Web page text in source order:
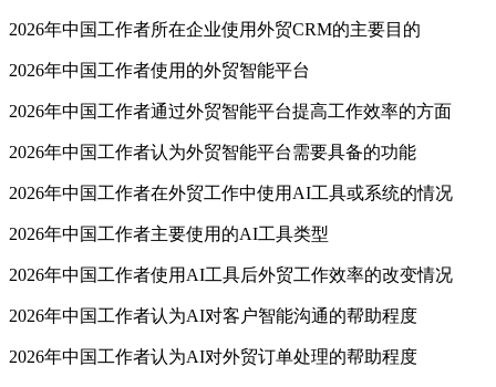
2026年中国工作者所在企业使用外贸CRM的主要目的
2026年中国工作者使用的外贸智能平台
2026年中国工作者通过外贸智能平台提高工作效率的方面
2026年中国工作者认为外贸智能平台需要具备的功能
2026年中国工作者在外贸工作中使用AI工具或系统的情况
2026年中国工作者主要使用的AI工具类型
2026年中国工作者使用AI工具后外贸工作效率的改变情况
2026年中国工作者认为AI对客户智能沟通的帮助程度
2026年中国工作者认为AI对外贸订单处理的帮助程度